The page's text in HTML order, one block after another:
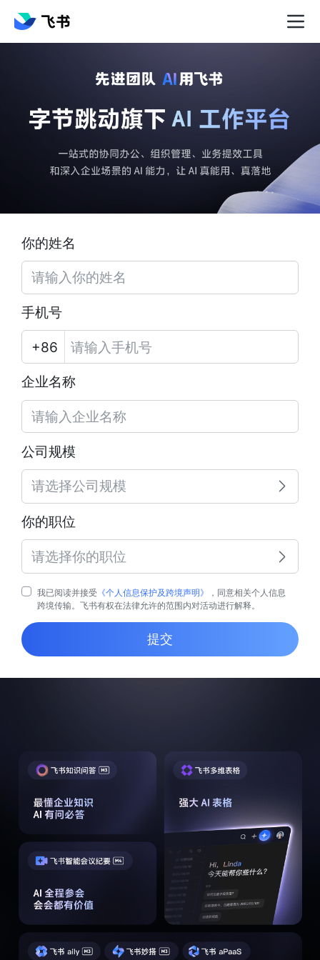
你的姓名
手机号
企业名称
公司规模
请选择公司规模
你的职位
请选择你的职位
我已阅读并接受 《个人信息保护及跨境声明》
，同意相关个人信息
跨境传输。飞书有权在法律允许的范围内对活动进行解释。
提交